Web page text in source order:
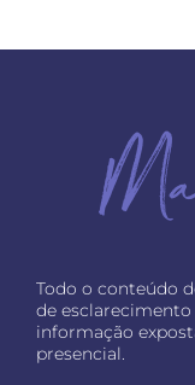
Todo o conteúdo
de esclarecimento
informação
presencial.